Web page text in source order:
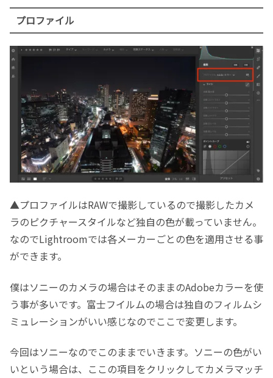
プロファイル
▲プロファイルはRAWで撮影しているので撮影したカメ
ラのピクチャースタイルなど独自の色が載っていません。
なのでLightroomでは各メーカーごとの色を適用させる事
ができます。
僕はソニーのカメラの場合はそのままのAdobeカラーを使
う事が多いです。富士フイルムの場合は独自のフィルムシ
ミュレーションがいい感じなのでここで変更します。
今回はソニーなのでこのままでいきます。ソニーの色がい
いという場合は、ここの項目をクリックしてカメラマッチ